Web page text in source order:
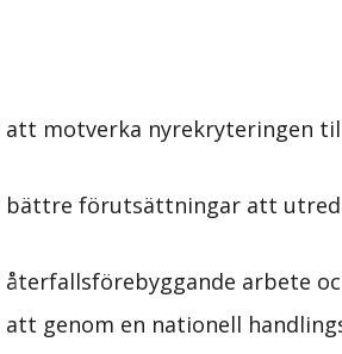
motverka nyrekryteringen
förutsättningar att
arbete
genom en nationell